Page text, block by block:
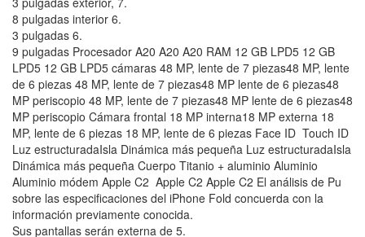
8 pulgadas interior 6.
3 pulgadas 6.
9 pulgadas Procesador A20 A20 A20 RAM 12 GB LPD5 12 GB
LPD5 12 GB LPD5 cámaras 48 MP, lente de 7 piezas48 MP, lente
de 6 piezas 48 MP, lente de 7 piezas48 MP lente de 6 piezas48
MP periscopio 48 MP, lente de 7 piezas48 MP lente de 6 piezas48
MP periscopio Cámara frontal 18 MP interna18 MP externa 18
MP, lente de 6 piezas 18 MP, lente de 6 piezas Face ID Touch ID
Luz estructuradaIsla Dinámica más pequeña Luz estructuradaIsla
Dinámica más pequeña Cuerpo Titanio + aluminio Aluminio
Aluminio módem Apple C2 Apple C2 Apple C2 El análisis de Pu
sobre las especificaciones del iPhone Fold concuerda con la
información previamente conocida.
Sus pantallas serán externa de 5.